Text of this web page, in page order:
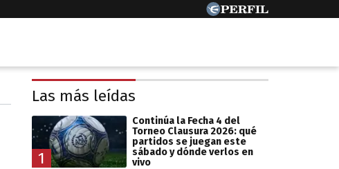
Las más leídas
1
Continúa la Fecha 4 del
Torneo Clausura 2026: qué
partidos se juegan este
sábado y dónde verlos en
vivo